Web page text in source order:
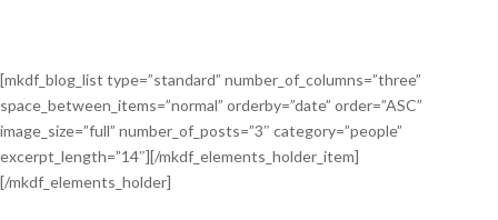
[mkdf_blog_list type=”standard” number_of_columns=”three”
space_between_items=”normal” orderby=”date” order=”ASC”
image_size=”full” number_of_posts=”3″ category=”people”
excerpt_length=”14″][/mkdf_elements_holder_item]
[/mkdf_elements_holder]